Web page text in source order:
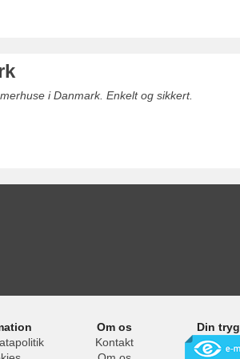
i Danmark. Enkelt og sikkert.
Om os
Kontakt
Din